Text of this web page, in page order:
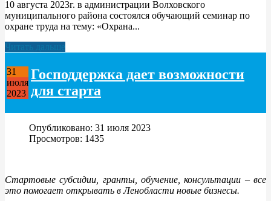
10 августа 2023г. в администрации Волховского
муниципального района состоялся обучающий семинар по
охране труда на тему: «Охрана...
Читать дальше
31
июля
2023
Господдержка дает возможности
для старта
Опубликовано: 31 июля 2023
Просмотров: 1435
Стартовые субсидии, гранты, обучение, консультации – все
это помогает открывать в Ленобласти новые бизнесы.